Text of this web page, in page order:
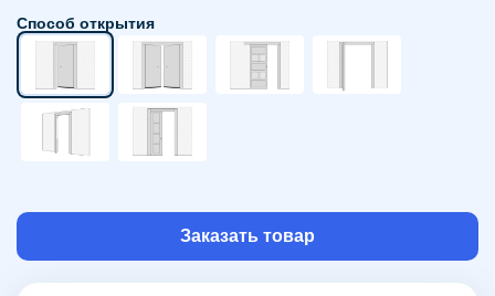
Способ открытия
Заказать товар